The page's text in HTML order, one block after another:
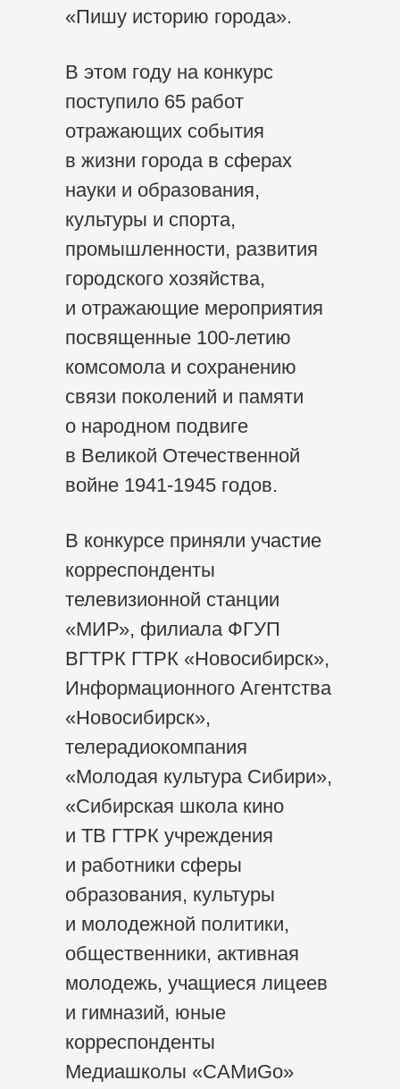
«Пишу историю города».
В этом году на конкурс
поступило 65 работ
отражающих события
в жизни города в сферах
науки и образования,
культуры и спорта,
промышленности, развития
городского хозяйства,
и отражающие мероприятия
посвященные 100-летию
комсомола и сохранению
связи поколений и памяти
о народном подвиге
в Великой Отечественной
войне 1941-1945 годов.
В конкурсе приняли участие
корреспонденты
телевизионной станции
«МИР», филиала ФГУП
ВГТРК ГТРК «Новосибирск»,
Информационного Агентства
«Новосибирск»,
телерадиокомпания
«Молодая культура Сибири»,
«Сибирская школа кино
и ТВ ГТРК учреждения
и работники сферы
образования, культуры
и молодежной политики,
общественники, активная
молодежь, учащиеся лицеев
и гимназий, юные
корреспонденты
Медиашколы «САМиGo»